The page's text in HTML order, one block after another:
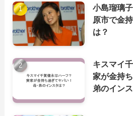
小島瑠璃
原市で金
は？
キスマイ
家が金持
弟のイン